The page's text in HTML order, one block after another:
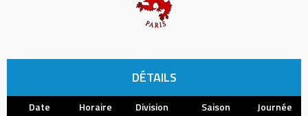
DÉTAILS
Date Horaire Division Saison
Journée